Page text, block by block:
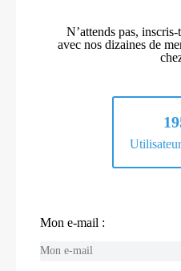
N’attends pas,
avec nos dizaines de
Mon e-mail :